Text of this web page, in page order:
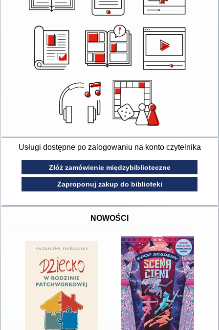
Usługi dostępne po zalogowaniu na konto czytelnika
Złóż zamówienie międzybiblioteczne
Zaproponuj zakup do biblioteki
NOWOŚCI